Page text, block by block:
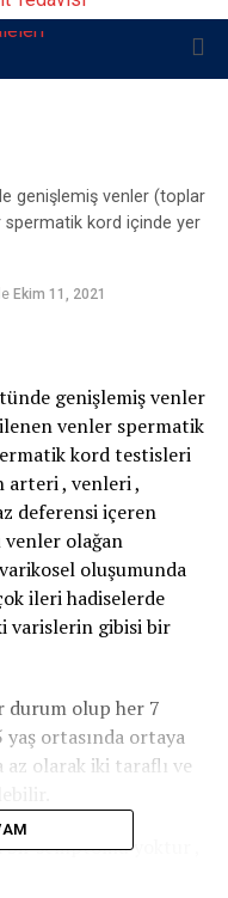
genişlemiş venler (toplar
spermatik kord içinde yer
Ekim 11, 2021
genişlemiş venler
venler spermatik
kord testisleri
arteri , venleri ,
deferensi içeren
olağan
oluşumunda
ileri hadiselerde
varislerin gibisi bir
durum olup her 7
yaş ortasında ortaya
az olarak iki taraflı ve
semptomu yoktur ,